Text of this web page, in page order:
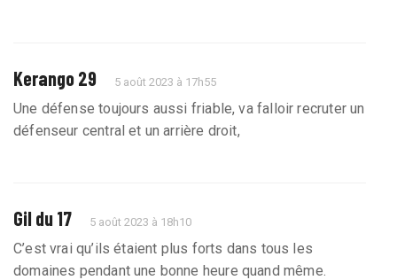
Kerango 29 5 août 2023 à 17h55
Une défense toujours aussi friable, va falloir recruter un
défenseur central et un arrière droit,
Gil du 17 5 août 2023 à 18h10
C’est vrai qu’ils étaient plus forts dans tous les
domaines pendant une bonne heure quand même.